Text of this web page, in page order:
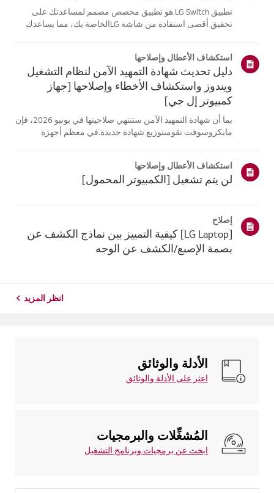
تطبيق LG Switch هو تطبيق مخصص مصمم لمساعدتك على
تحقيق أقصى استفادة من شاشة LGالخاصة بك، مما يساعدك
لك [وضع الحياة] تعيين خلفي...
استكشاف الأعطال وإصلاحها
دليل تحديث شهادة التمهيد الآمن لنظام التشغيل
ويندوز واستكشاف الأخطاء وإصلاحها [جهاز
كمبيوتر إل جي]
بما أن شهادة التمهيد الآمن ستنتهي صلاحيتها في يونيو 2026، فإن
مايكروسوفت تقومبتوزيع شهادة جديدة.في معظم أجهزة
ذلك، إذا فشل ج...
استكشاف الأعطال وإصلاحها
لن يتم تشغيل [الكمبيوتر المحمول]
إصلاح
[LG Laptop] كيفية التمييز بين نماذج الكشف عن
بصمة الإصبع/الكشف عن الوجه
انظر المزيد
الأدلة والوثائق
اعثر على الأدلة والوثائق
المُشغِّلات والبرمجيات
ابحث عن برمجيات وبرنامج التشغيل